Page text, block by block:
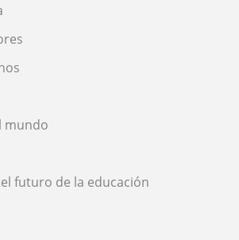
mundo
futuro de la educación